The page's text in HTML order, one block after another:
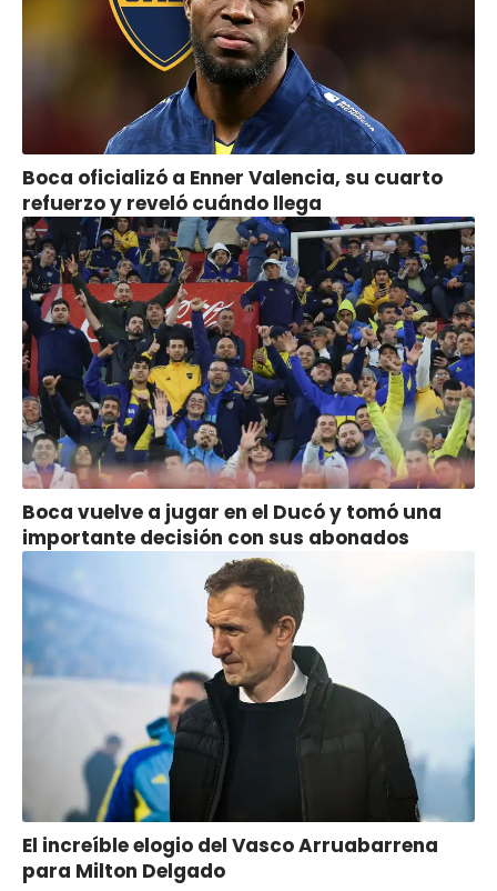
Boca oficializó a Enner Valencia, su cuarto
refuerzo y reveló cuándo llega
Boca vuelve a jugar en el Ducó y tomó una
importante decisión con sus abonados
El increíble elogio del Vasco Arruabarrena
para Milton Delgado